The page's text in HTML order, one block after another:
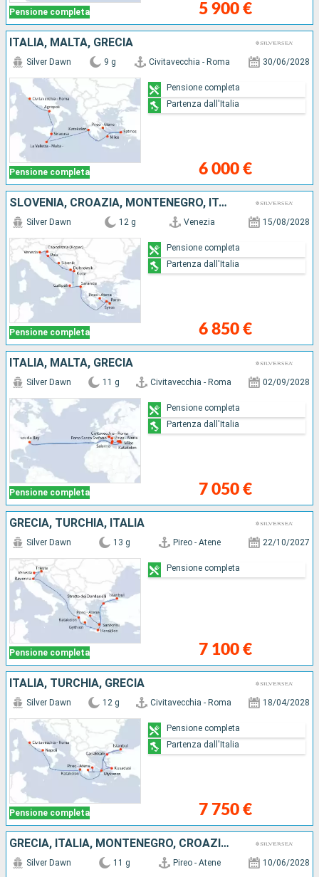
Pensione completa 5 900 €
ITALIA, MALTA, GRECIA
Pensione completa
Silver Dawn 9 g Civitavecchia - Roma 30/06/2028
6 000 €
Pensione completa
Partenza dall'Italia
SLOVENIA, CROAZIA, MONTENEGRO, ITALIA, ALBANIA, GRECIA
Pensione completa
Silver Dawn 12 g Venezia 15/08/2028
6 850 €
Pensione completa
Partenza dall'Italia
ITALIA, MALTA, GRECIA
Pensione completa
Silver Dawn 11 g Civitavecchia - Roma 02/09/2028
7 050 €
Pensione completa
Partenza dall'Italia
GRECIA, TURCHIA, ITALIA
Pensione completa
Silver Dawn 13 g Pireo - Atene 22/10/2027
7 100 €
Pensione completa
ITALIA, TURCHIA, GRECIA
Pensione completa
Silver Dawn 12 g Civitavecchia - Roma 18/04/2028
7 750 €
Pensione completa
Partenza dall'Italia
GRECIA, ITALIA, MONTENEGRO, CROAZIA, SLOVENIA
Silver Dawn 11 g Pireo - Atene 10/06/2028